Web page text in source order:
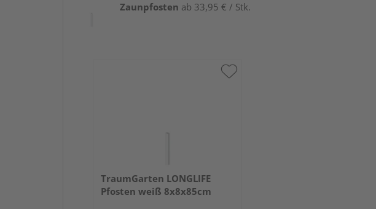
Zaunpfosten ab 33,95 € / Stk.
TraumGarten LONGLIFE
Pfosten weiß 8x8x85cm